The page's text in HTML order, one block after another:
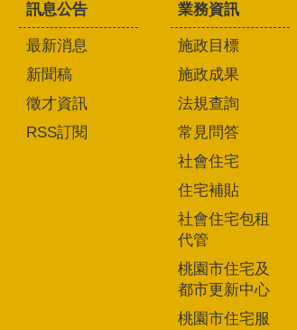
訊息公告
最新消息
新聞稿
徵才資訊
RSS訂閱
業務資訊
施政目標
施政成果
法規查詢
常見問答
社會住宅
住宅補貼
社會住宅包租
代管
桃園市住宅及
都市更新中心
桃園市住宅服